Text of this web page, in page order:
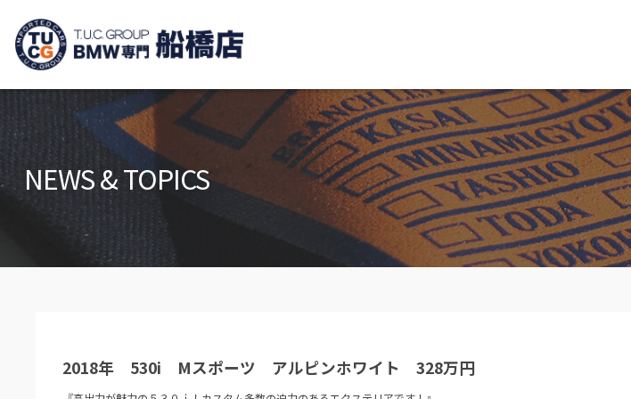
ニュース
News and Topics
在庫リスト
Stock list
保証＆サービス
Warranty and Serivce
アクセスマップ
Access map
特別作業について
Special service
オーダーサービス
Order service
会社概要
NEWS & TOPICS
2018年 530i Mスポーツ アルピンホワイト 328万円